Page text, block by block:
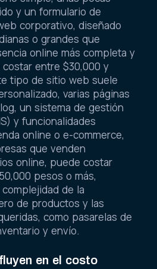
y un formulario de
corporativo, diseñado
o grandes que
online más completa y
entre $30,000 y
tipo de sitio web suele
varias páginas
un sistema de gestión
y funcionalidades
online o e-commerce,
que venden
online, puede costar
pesos o más,
de la
de productos y las
como pasarelas de
y envío.
en el costo